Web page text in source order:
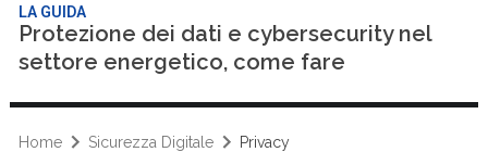
LA GUIDA
Protezione dei dati e cybersecurity nel
settore energetico, come fare
Home Sicurezza Digitale Privacy